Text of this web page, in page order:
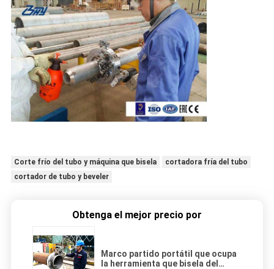
Corte frío del tubo y máquina que bisela
cortadora fría del tubo
cortador de tubo y beveler
Obtenga el mejor precio por
Marco partido portátil que ocupa
la herramienta que bisela del